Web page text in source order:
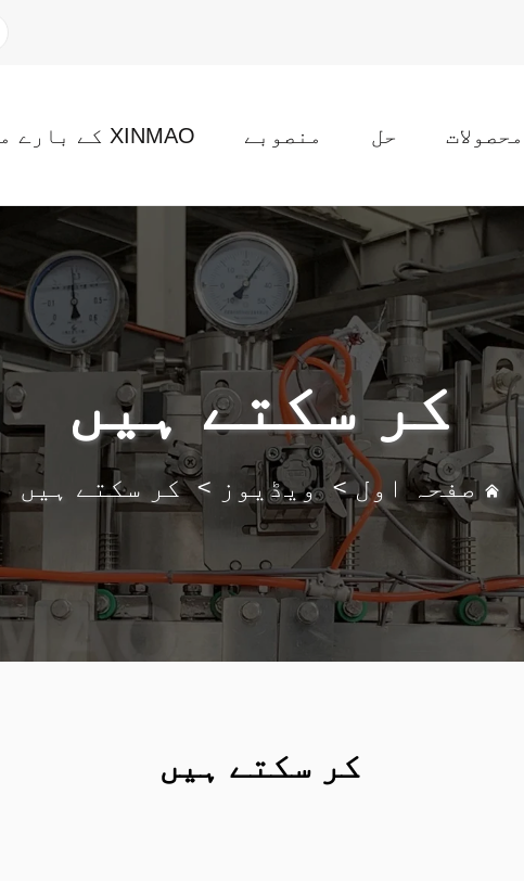
محصولات حل منصوبے XINMAO کے بارے میں
کر سکتے ہیں
صفحہ اول>ویڈیوز >کر سکتے ہیں
کر سکتے ہیں